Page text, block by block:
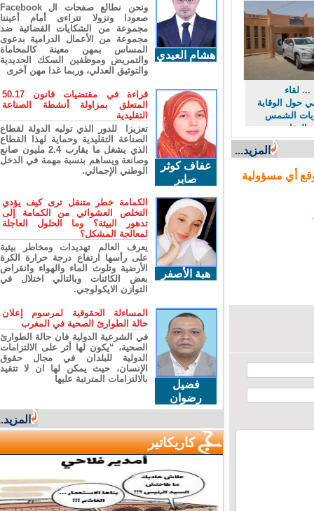
لقاء
الوقاية
الشمس
المزيد...
أي مسؤولية
هشام العيدي
ونحن نطالع صفحات ال Facebook
صعودا ونزولا تتراءى أمام أعيننا
مجموعة من الشكايات القضائية ضد
مجموعة من الأعمال الدرامية بدعوى
المساس بمهن معينة كالمحاماة
والتمريض وموظفين السكك الحديدية
والتوثيق العدلي، وربما غدا مهن أخرى
عفاف كوثر
صابر
قراءة في مقتضيات قانون 50.17
المتعلق بمزاولة أنشطة الصناعة
التقليدية
تعزيزا للدور الذي توليه الدولة لقطاع
الصناعة التقليدية وحماية لهذا القطاع
الذي يشغل ما يقارب 2.4 مليون صانع
وصانعة ويساهم بنسبة مهمة في الدخل
الوطني الإجمالي.
هبة الأصفر
الكمامة خطر متنقل ترى كيف يؤدي
التخلص العشوائي من الكمامة إلى
تدهور البيئة؟ وما الحلول العاجلة
لمعالجة المشكل؟
يعرف العالم تهديدات ومخاطر بيئية
على رأسها ارتفاع درجة حرارة الكرة
الأرضية وتلوث الماء والهواء وانقراض
بعض الكائنات وبالتالي اختلال في
التوازن الايكولوجي.
فضيل
رضوان
المساءلة الحقوقية لمرسوم إعلان
حالة الطوارئ الصحية في المغرب
في الشرعية الدولية فان حالة الطوارئ
الصحية، “يكون لها أثر على الالتزامات
الدولية للبلدان في مجال حقوق
الإنسان، حيث يمكن لها ان لا تتقيد
بالالتزامات المترتبة عليها
المزيد...
كاريكاتير